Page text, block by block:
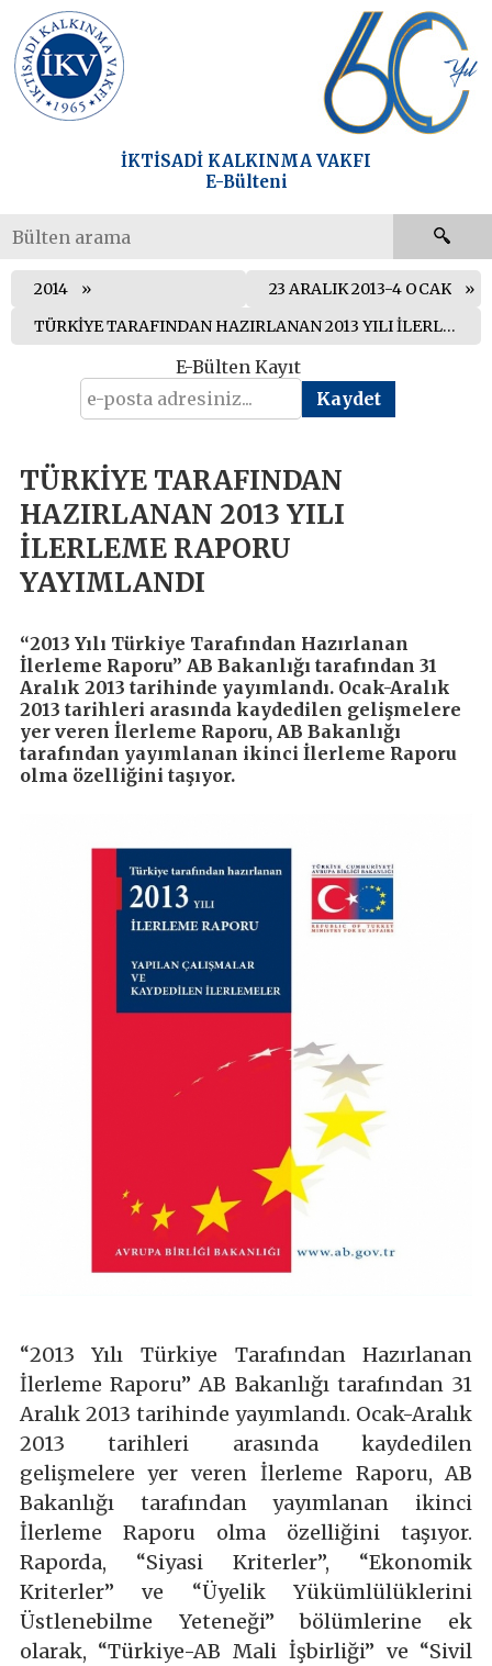
İKTİSADİ KALKINMA VAKFI
E-Bülteni
2014
23 ARALIK 2013-4 OCAK
TÜRKİYE TARAFINDAN HAZIRLANAN 2013 YILI İLERLEME RAPORU YAYIMLANDI
E-Bülten Kayıt
TÜRKİYE TARAFINDAN
HAZIRLANAN 2013 YILI
İLERLEME RAPORU
YAYIMLANDI
“2013 Yılı Türkiye Tarafından Hazırlanan
İlerleme Raporu” AB Bakanlığı tarafından 31
Aralık 2013 tarihinde yayımlandı. Ocak-Aralık
2013 tarihleri arasında kaydedilen gelişmelere
yer veren İlerleme Raporu, AB Bakanlığı
tarafından yayımlanan ikinci İlerleme Raporu
olma özelliğini taşıyor.
“2013 Yılı Türkiye Tarafından Hazırlanan
İlerleme Raporu” AB Bakanlığı tarafından 31
Aralık 2013 tarihinde yayımlandı. Ocak-Aralık
2013 tarihleri arasında kaydedilen
gelişmelere yer veren İlerleme Raporu, AB
Bakanlığı tarafından yayımlanan ikinci
İlerleme Raporu olma özelliğini taşıyor.
Raporda, “Siyasi Kriterler”, “Ekonomik
Kriterler” ve “Üyelik Yükümlülüklerini
Üstlenebilme Yeteneği” bölümlerine ek
olarak, “Türkiye-AB Mali İşbirliği” ve “Sivil